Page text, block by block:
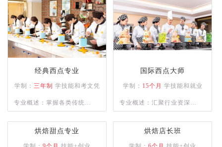
料的初步熟处理。
经典西点专业
学制： 三年制 学技能和考文凭
专业概述：掌握各类传统与
品的操作技能，具备独立运
国际西点大师
学制： 15个月 学技能和就业
专业概述：汇聚行业资深名
艺，助力学员逐梦西点领
烘焙甜点专业 烘焙店长班